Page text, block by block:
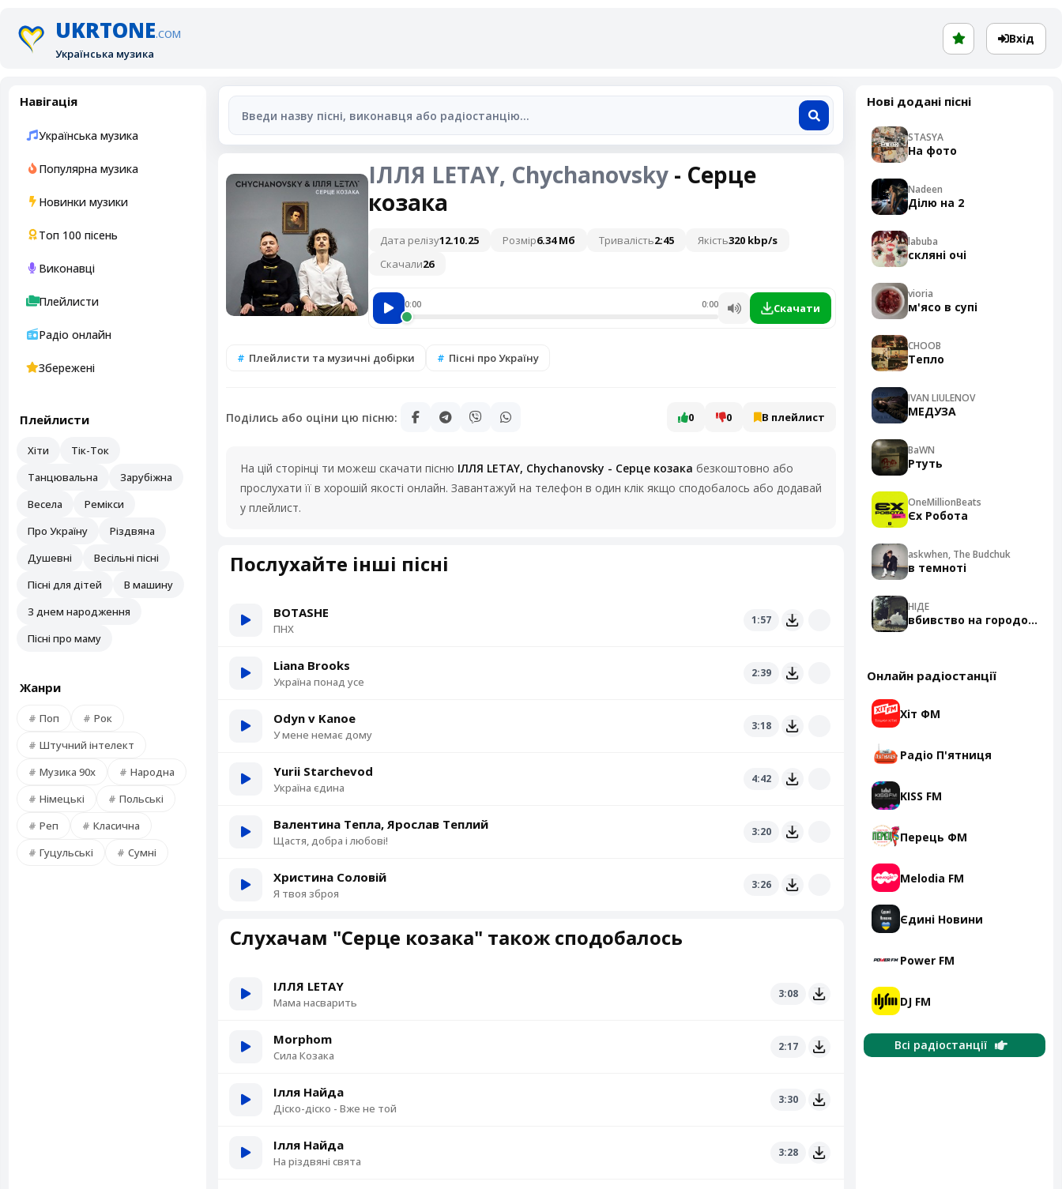
UKRTONE.COM
Українська музика
Вхід
Навігація
Українська музика
Популярна музика
Новинки музики
Топ 100 пісень
Виконавці
Плейлисти
Радіо онлайн
Збережені
Плейлисти
Хіти
Тік-Ток
Танцювальна
Зарубіжна
Весела
Ремікси
Про Україну
Різдвяна
Душевні
Весільні пісні
Пісні для дітей
В машину
З днем народження
Пісні про маму
Жанри
Поп
Рок
Штучний інтелект
Музика 90х
Народна
Німецькі
Польські
Реп
Класична
Гуцульські
Сумні
ІЛЛЯ LETAY, Chychanovsky - Серце
козака
Дата релізу12.10.25 Розмір6.34 Мб Тривалість2:45 Якість320 kbp/s
Скачали26
0:00 0:00 Скачати
Плейлисти та музичні добірки Пісні про Україну
Поділись або оціни цю пісню: 0 0 В плейлист
На цій сторінці ти можеш скачати пісню ІЛЛЯ LETAY, Chychanovsky - Серце козака безкоштовно або
прослухати її в хорошій якості онлайн. Завантажуй на телефон в один клік якщо сподобалось або додавай
у плейлист.
Послухайте інші пісні
BOTASHE
ПНХ
1:57
Liana Brooks
Україна понад усе
2:39
Odyn v Kanoe
У мене немає дому
3:18
Yurii Starchevod
Україна єдина
4:42
Валентина Тепла, Ярослав Теплий
Щастя, добра і любові!
3:20
Христина Соловій
Я твоя зброя
3:26
Слухачам "Серце козака" також сподобалось
ІЛЛЯ LETAY
Мама насварить
3:08
Morphom
Сила Козака
2:17
Ілля Найда
Діско-діско - Вже не той
3:30
Ілля Найда
На різдвяні свята
3:28
Нові додані пісні
STASYA
На фото
Nadeen
Ділю на 2
labuba
скляні очі
vioria
м'ясо в супі
CHOOB
Тепло
IVAN LIULENOV
МЕДУЗА
BaWN
Ртуть
OneMillionBeats
Єх Робота
askwhen, The Budchuk
в темноті
НІДЕ
вбивство на городоцькій
Онлайн радіостанції
Хіт ФМ
Радіо П'ятниця
KISS FM
Перець ФМ
Melodia FM
Єдині Новини
Power FM
DJ FM
Всі радіостанції